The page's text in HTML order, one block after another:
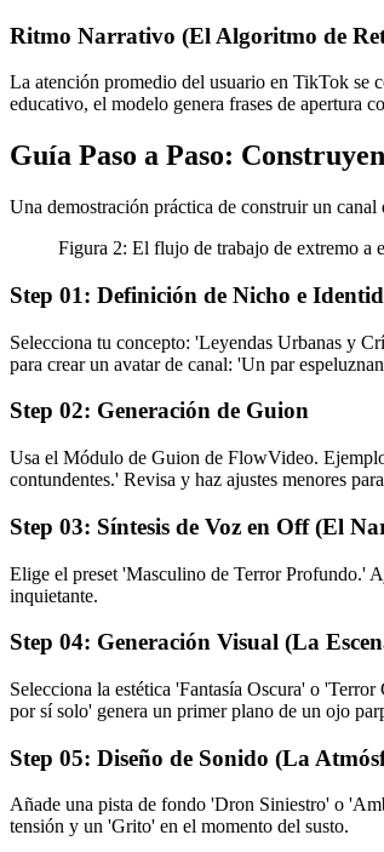
Ritmo Narrativo (El Algoritmo de
La atención promedio del usuario en TikTok se
educativo, el modelo genera frases de apertura
Guía Paso a Paso:
Una demostración práctica de construir un
Figura 2: El flujo de trabajo de extremo a
Step 01: Definición de Nicho e
Selecciona tu concepto: 'Leyendas Urbanas y
para crear un avatar de canal: 'Un par
Step 02: Generación de Guion
Usa el Módulo de Guion de FlowVideo.
contundentes.' Revisa y haz ajustes menores
Step 03: Síntesis de Voz en Off (El
Elige el preset 'Masculino de Terror Profundo.'
inquietante.
Step 04: Generación Visual (La
Selecciona la estética 'Fantasía Oscura' o
por sí solo' genera un primer plano de un ojo
Step 05: Diseño de Sonido (La
Añade una pista de fondo 'Dron Siniestro' o
tensión y un 'Grito' en el momento del susto.